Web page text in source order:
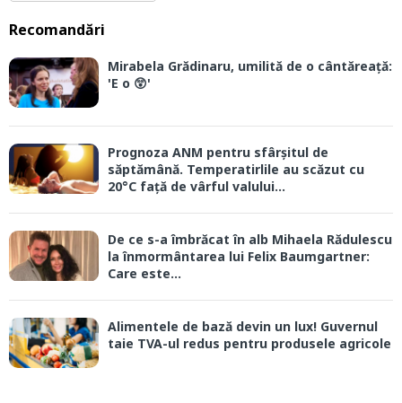
Recomandări
Mirabela Grădinaru, umilită de o cântăreață:
'E o 😲'
Prognoza ANM pentru sfârșitul de
săptămână. Temperatirlile au scăzut cu
20°C față de vârful valului...
De ce s-a îmbrăcat în alb Mihaela Rădulescu
la înmormântarea lui Felix Baumgartner:
Care este...
Alimentele de bază devin un lux! Guvernul
taie TVA-ul redus pentru produsele agricole